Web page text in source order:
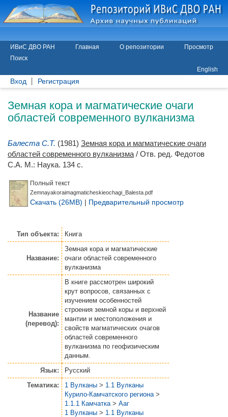
ИВиС ДВО РАН Главная О репозитории
Просмотр
Поиск
English
Вход Регистрация
Земная кора и магматические очаги
областей современного вулканизма
Балеста С.Т. (1981) Земная кора и магматические очаги
областей современного вулканизма / Отв. ред. Федотов
С.А. М.: Наука. 134 с.
Полный текст
Zemnayakoraimagmaticheskieochagi_Balesta.pdf
Скачать (26MB) | Предварительный просмотр
Тип объекта: Книга
Название:
Земная кора и магматические
очаги областей современного
вулканизма
Название
(перевод):
В книге рассмотрен широкий
крут вопросов, связанных с
изучением особенностей
строения земной коры и верхней
мантии и местоположения и
свойств магматических очагов
областей современного
вулканизма по геофизическим
данным.
Язык:
Русский
Тематика:
1 Вулканы > 1.1 Вулканы
Курило-Камчатского региона >
1.1.1 Камчатка > Ааг
1 Вулканы > 1.1 Вулканы